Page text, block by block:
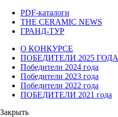
PDF-каталоги
THE CERAMIC NEWS
ГРАНД-ТУР
О КОНКУРСЕ
ПОБЕДИТЕЛИ 2025 ГОДА
Победители 2024 года
Победители 2023 года
Победители 2022 года
ПОБЕДИТЕЛИ 2021 года
Закрыть